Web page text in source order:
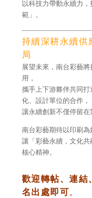
以科技力帶動永續力
範」。
持續深耕永續供
局
展望未來，南台彩藝
用，
攜手上下游夥伴共同
化、設計單位的合作，
讓永續創新不僅停留在
南台彩藝期待以印刷為
讓「彩藝永續，文化
核心精神。
歡迎轉帖、連結
名出處即可。